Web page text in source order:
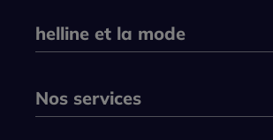
helline et la mode
Nos services